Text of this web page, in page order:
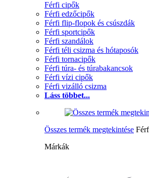
Férfi cipők
Férfi edzőcipők
Férfi flip-flopok és csúszdák
Férfi sportcipők
Férfi szandálok
Férfi téli csizma és hótaposók
Férfi tornacipők
Férfi túra- és túrabakancsok
Férfi vízi cipők
Férfi vizálló csizma
Láss többet...
Összes termék megtekintése
Márkák